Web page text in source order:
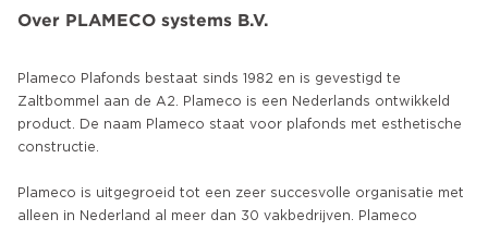
Over PLAMECO systems B.V.
Plameco Plafonds bestaat sinds 1982 en is gevestigd te
Zaltbommel aan de A2. Plameco is een Nederlands ontwikkeld
product. De naam Plameco staat voor plafonds met esthetische
constructie.
Plameco is uitgegroeid tot een zeer succesvolle organisatie met
alleen in Nederland al meer dan 30 vakbedrijven. Plameco